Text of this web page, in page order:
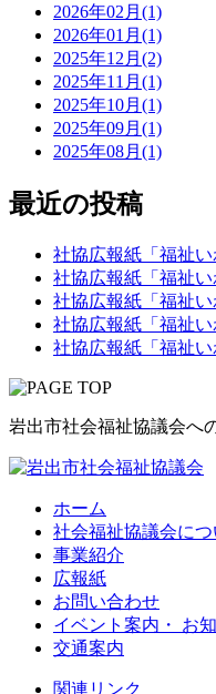
2026年02月(1)
2026年01月(1)
2025年12月(2)
2025年11月(1)
2025年10月(1)
2025年09月(1)
2025年08月(1)
最近の投稿
社協広報紙「福祉
社協広報紙「福祉
社協広報紙「福祉
社協広報紙「福祉
社協広報紙「福祉
岩出市社会福祉協議会へ
ホーム
社会福祉協議会につ
事業紹介
広報紙
お問い合わせ
イベント案内・ お
交通案内
関連リンク